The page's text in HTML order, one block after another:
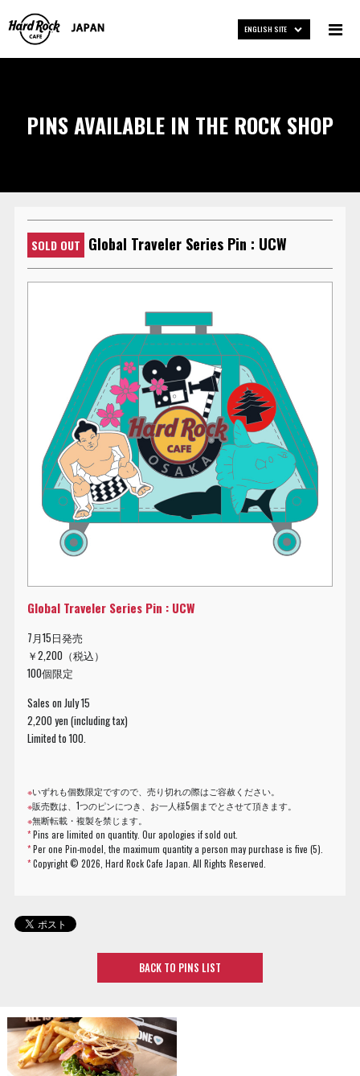
ENGLISH SITE
PINS AVAILABLE IN THE ROCK SHOP
SOLD OUT Global Traveler Series Pin : UCW
Global Traveler Series Pin : UCW
7月15日発売
￥2,200（税込）
100個限定
Sales on July 15
2,200 yen (including tax)
Limited to 100.
※いずれも個数限定ですので、売り切れの際はご容赦ください。
※販売数は、1つのピンにつき、お一人様5個までとさせて頂きます。
※無断転載・複製を禁じます。
*Pins are limited on quantity. Our apologies if sold out.
*Per one Pin-model, the maximum quantity a person may purchase is five (5).
*Copyright ©2026, Hard Rock Cafe Japan. All Rights Reserved.
BACK TO PINS LIST